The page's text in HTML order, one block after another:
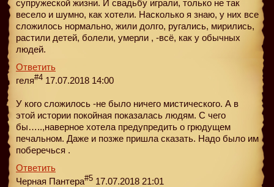
супружеской жизни. И свадьбу играли, только не так
весело и шумно, как хотели. Насколько я знаю, у них все
сложилось нормально, жили долго, ругались, мирились,
растили детей, болели, умерли , -всё, как у обычных
людей.
Ответить
геля#4 17.07.2018 14:00
У кого сложилось -не было ничего мистического. А в
этой истории покойная показалась людям. С чего
бы…..,наверное хотела предупредить о грюдущем
печальном. Даже и позже пришла сказать. Надо было им
поберечься .
Ответить
Черная Пантера#5 17.07.2018 21:01